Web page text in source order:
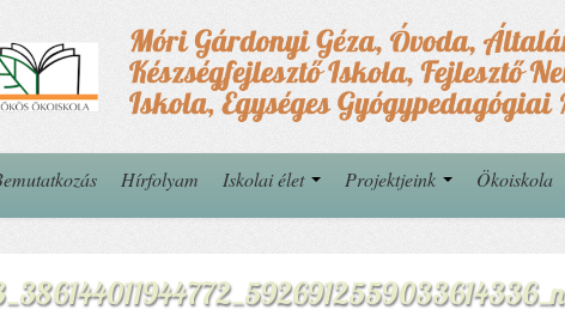
Hírfolyam Iskolai élet Projektjeink Ökoiskola